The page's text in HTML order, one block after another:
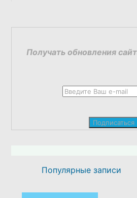
Получать обновления
Популярные записи